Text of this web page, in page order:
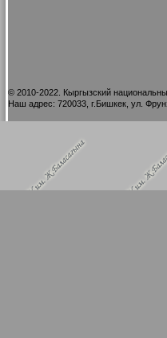
© 2010-2022. Кыргызский
Наш адрес: 720033, г.Бишкек, ул.